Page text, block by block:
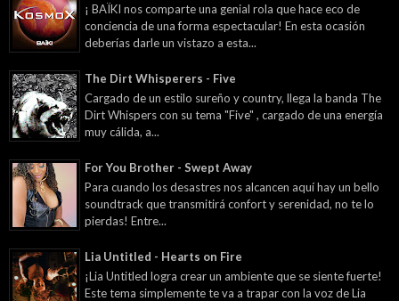
¡ BAÏKI nos comparte una genial rola que hace eco de
conciencia de una forma espectacular! En esta ocasión
deberías darle un vistazo a esta...
The Dirt Whisperers - Five
Cargado de un estilo sureño y country, llega la banda The
Dirt Whispers con su tema "Five" , cargado de una energía
muy cálida, a...
For You Brother - Swept Away
Para cuando los desastres nos alcancen aquí hay un bello
soundtrack que transmitirá confort y serenidad, no te lo
pierdas! Entre...
Lia Untitled - Hearts on Fire
¡Lia Untitled logra crear un ambiente que se siente fuerte!
Este tema simplemente te va a trapar con la voz de Lia